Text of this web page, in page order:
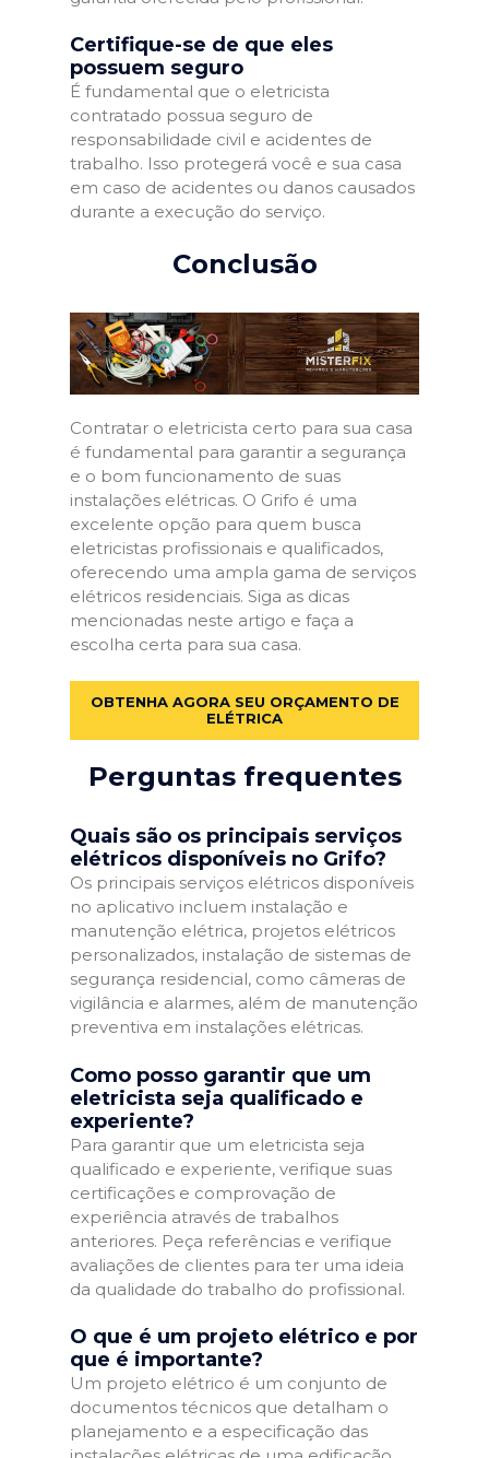
Certifique-se de que eles
possuem seguro
É fundamental que o eletricista
contratado possua seguro de
responsabilidade civil e acidentes de
trabalho. Isso protegerá você e sua casa
em caso de acidentes ou danos causados
durante a execução do serviço.
Conclusão
Contratar o eletricista certo para sua casa
é fundamental para garantir a segurança
e o bom funcionamento de suas
instalações elétricas. O Grifo é uma
excelente opção para quem busca
eletricistas profissionais e qualificados,
oferecendo uma ampla gama de serviços
elétricos residenciais. Siga as dicas
mencionadas neste artigo e faça a
escolha certa para sua casa.
OBTENHA AGORA SEU ORÇAMENTO DE
ELÉTRICA
Perguntas frequentes
Quais são os principais serviços
elétricos disponíveis no Grifo?
Os principais serviços elétricos disponíveis
no aplicativo incluem instalação e
manutenção elétrica, projetos elétricos
personalizados, instalação de sistemas de
segurança residencial, como câmeras de
vigilância e alarmes, além de manutenção
preventiva em instalações elétricas.
Como posso garantir que um
eletricista seja qualificado e
experiente?
Para garantir que um eletricista seja
qualificado e experiente, verifique suas
certificações e comprovação de
experiência através de trabalhos
anteriores. Peça referências e verifique
avaliações de clientes para ter uma ideia
da qualidade do trabalho do profissional.
O que é um projeto elétrico e por
que é importante?
Um projeto elétrico é um conjunto de
documentos técnicos que detalham o
planejamento e a especificação das